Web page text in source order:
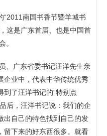
南国书香节暨羊城书
这是广东首届、也是中国首
。
广东省委书记汪洋先生亲
企业中，代表中华传统优秀
了汪洋书记的“特别点
后，汪洋书记说：我们的企
出自己的特色找到自己的发
留下来的好东西很多。就看